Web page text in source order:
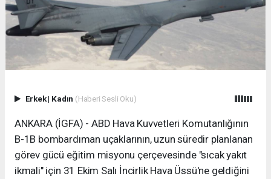
Erkek| Kadın (Haberi Sesli Oku)
ANKARA (İGFA) - ABD Hava Kuvvetleri Komutanlığının
B-1B bombardıman uçaklarının, uzun süredir planlanan
görev gücü eğitim misyonu çerçevesinde "sıcak yakıt
ikmali" için 31 Ekim Salı İncirlik Hava Üssü'ne geldiğini